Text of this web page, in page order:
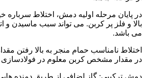
در پایان مرحله اولیه دمش، اختلاط سرباره
بالا و فلز پر کربن. می تواند سبب ماسیدن و
می باشد.
اختلاط نامناسب حمام منجر به بالا رفتن
در مقدار مشخص کربن معلوم در
دمش ترکیبی: گاز اضافی از طریق دمنده